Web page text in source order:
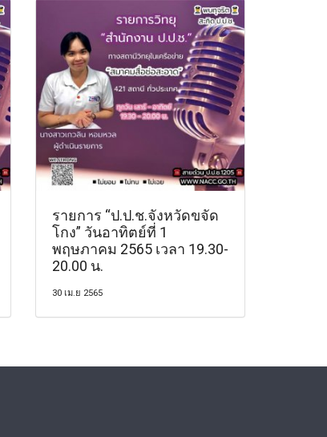
รายการ “ป.ป.ช.จังหวัดขจัด
โกง” วันอาทิตย์ที่ 1
พฤษภาคม 2565 เวลา 19.30-
20.00 น.
30 เม.ย 2565